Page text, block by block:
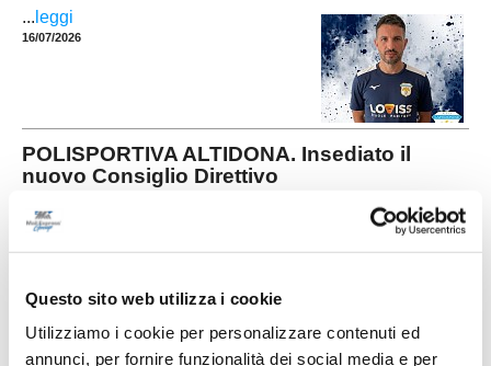
Questo sito web utilizza i cookie
Utilizziamo i cookie per personalizzare contenuti ed
annunci, per fornire funzionalità dei social media e per
... leggi
16/07/2026
POLISPORTIVA ALTIDONA. Insediato il
nuovo Consiglio Direttivo
La Polisportiva Altidona apre ufficialmente un
nuovo capitolo della propria storia. Nella serata
PETRITOLI. Conferme importanti e tante
novità per mister Bugiardini